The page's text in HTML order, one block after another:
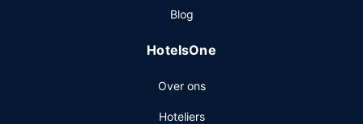
Blog
HotelsOne
Over ons
Hoteliers